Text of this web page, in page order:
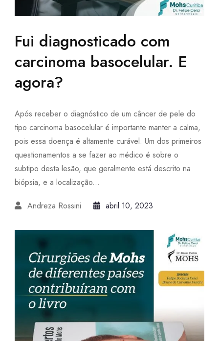
Fui diagnosticado com
carcinoma basocelular. E
agora?
Após receber o diagnóstico de um câncer de pele do
tipo carcinoma basocelular é importante manter a calma,
pois essa doença é altamente curável. Um dos primeiros
questionamentos a se fazer ao médico é sobre o
subtipo desta lesão, que geralmente está descrito na
biópsia, e a localização...
Andreza Rossini abril 10, 2023